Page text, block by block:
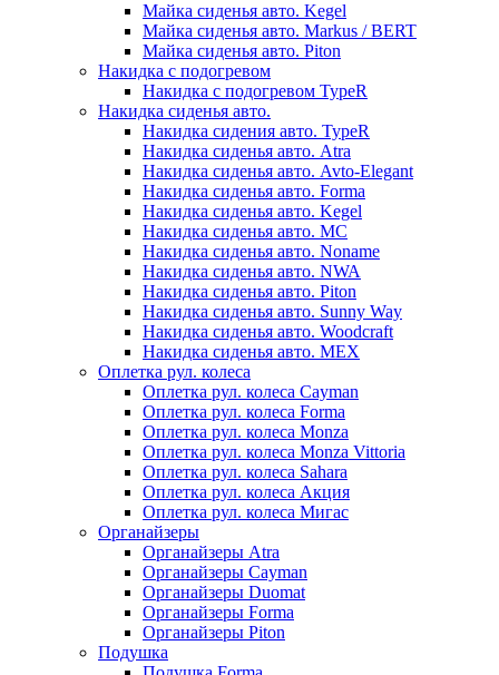
Майка сиденья авто. Kegel
Майка сиденья авто. Markus / BERT
Майка сиденья авто. Piton
Накидка с подогревом
Накидка с подогревом TypeR
Накидка сиденья авто.
Накидка сидения авто. TypeR
Накидка сиденья авто. Atra
Накидка сиденья авто. Avto-Elegant
Накидка сиденья авто. Forma
Накидка сиденья авто. Kegel
Накидка сиденья авто. MC
Накидка сиденья авто. Noname
Накидка сиденья авто. NWA
Накидка сиденья авто. Piton
Накидка сиденья авто. Sunny Way
Накидка сиденья авто. Woodcraft
Накидка сиденья авто. МЕХ
Оплетка рул. колеса
Оплетка рул. колеса Cayman
Оплетка рул. колеса Forma
Оплетка рул. колеса Monza
Оплетка рул. колеса Monza Vittoria
Оплетка рул. колеса Sahara
Оплетка рул. колеса Акция
Оплетка рул. колеса Мигас
Органайзеры
Органайзеры Atra
Органайзеры Cayman
Органайзеры Duomat
Органайзеры Forma
Органайзеры Piton
Подушка